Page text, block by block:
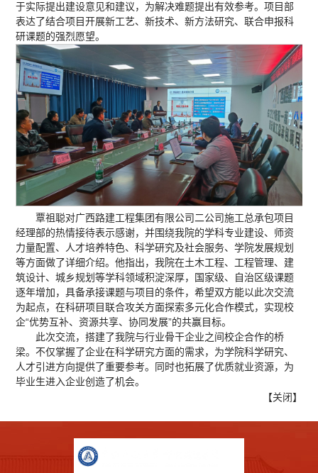
于实际提出建设意见和建议，为解决难题提出有效参考。项目部
表达了结合项目开展新工艺、新技术、新方法研究、联合申报科
研课题的强烈愿望。
覃祖聪对广西路建工程集团有限公司二公司施工总承包项目
经理部的热情接待表示感谢，并围绕我院的学科专业建设、师资
力量配置、人才培养特色、科学研究及社会服务、学院发展规划
等方面做了详细介绍。他指出，我院在土木工程、工程管理、建
筑设计、城乡规划等学科领域积淀深厚，国家级、自治区级课题
逐年增加，具备承接课题与项目的条件，希望双方能以此次交流
为起点，在科研项目联合攻关方面探索多元化合作模式，实现校
企“优势互补、资源共享、协同发展”的共赢目标。
此次交流，搭建了我院与行业骨干企业之间校企合作的桥
梁。不仅掌握了企业在科学研究方面的需求，为学院科学研究、
人才引进方向提供了重要参考。同时也拓展了优质就业资源，为
毕业生进入企业创造了机会。
【关闭】